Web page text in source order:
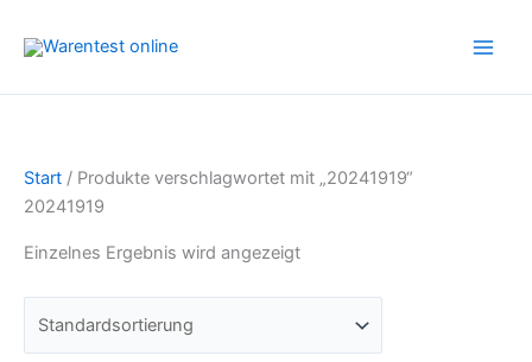
Inhalt
Start / Produkte verschlagwortet mit „20241919“
20241919
Einzelnes Ergebnis wird angezeigt